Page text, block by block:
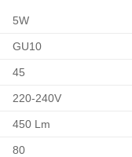
5W
GU10
45
220-240V
450 Lm
80